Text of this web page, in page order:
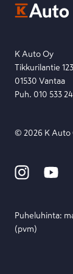
Etsi
K Auto Oy
Tikkurilantie 123
01530 Vantaa
Puh. 010 533
© 2026 K Auto
Puheluhinta:
(pvm)